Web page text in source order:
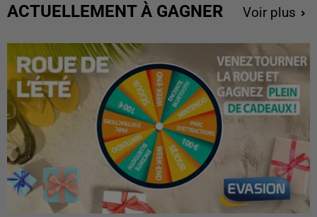
ACTUELLEMENT À GAGNER Voir plus